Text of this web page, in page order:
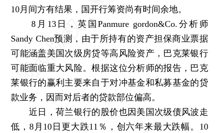
10月间方有结果，国开行筹资尚有时间余地。
8月13日，英国Panmure gordon&Co.分析师
Sandy Chen预测，由于所持有的资产担保商业票据
可能涵盖美国次级房贷等高风险资产，巴克莱银行
可能面临重大风险。根据这位分析师的报告，巴克
莱银行的赢利主要来自于对冲基金和私募基金的贷
款业务，因而对后者的贷款部位偏高。
近日，荷兰银行的股价也因美国次级债风波走
低，8月10日更大跌11％，创六年来最大跌幅。10